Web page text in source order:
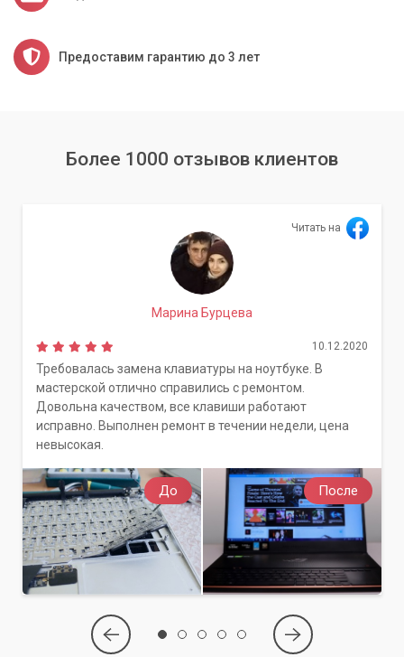
Предоставим гарантию до 3 лет
Более 1000 отзывов клиентов
До После
Читать на
Марина Бурцева
10.12.2020
Требовалась замена клавиатуры на ноутбуке. В
мастерской отлично справились с ремонтом.
Довольна качеством, все клавиши работают
исправно. Выполнен ремонт в течении недели, цена
невысокая.